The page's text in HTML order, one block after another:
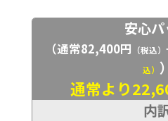
安心パ
（通常82,400円 （税込）
込） ）
通常より
内